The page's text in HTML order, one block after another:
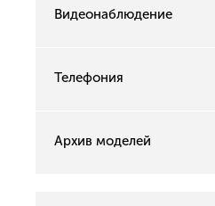
Видеонаблюдение
Телефония
Архив моделей